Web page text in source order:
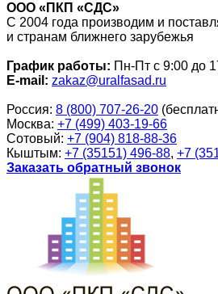
ООО «ПКП «СДС»
С 2004 года производим и
и странам ближнего зарубежья
График работы: Пн-Пт с 9:00 до
E-mail: zakaz@uralfasad.ru
Россия: 8 (800) 707-26-20
Москва: +7 (499) 403-19-66
Сотовый: +7 (904) 818-88-36
Кыштым: +7 (35151) 496-88, +7
Заказать обратный звонок